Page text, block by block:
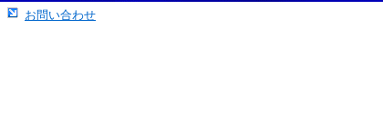
お問い合わせ